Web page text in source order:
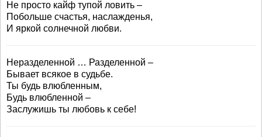
Не просто кайф тупой ловить –
Побольше счастья, наслажденья,
И яркой солнечной любви.
Неразделенной … Разделенной –
Бывает всякое в судьбе.
Ты будь влюбленным,
Будь влюбленной –
Заслужишь ты любовь к себе!